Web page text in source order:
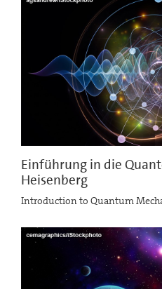
Einführung in die
Heisenberg
Introduction to Quantum